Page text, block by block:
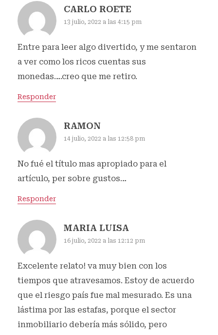
CARLO ROETE
13 julio, 2022 a las 4:15 pm
Entre para leer algo divertido, y me sentaron
a ver como los ricos cuentas sus
monedas….creo que me retiro.
Responder
RAMON
14 julio, 2022 a las 12:58 pm
No fué el título mas apropiado para el
artículo, per sobre gustos…
Responder
MARIA LUISA
16 julio, 2022 a las 12:12 pm
Excelente relato! va muy bien con los
tiempos que atravesamos. Estoy de acuerdo
que el riesgo país fue mal mesurado. Es una
lástima por las estafas, porque el sector
inmobiliario debería más sólido, pero